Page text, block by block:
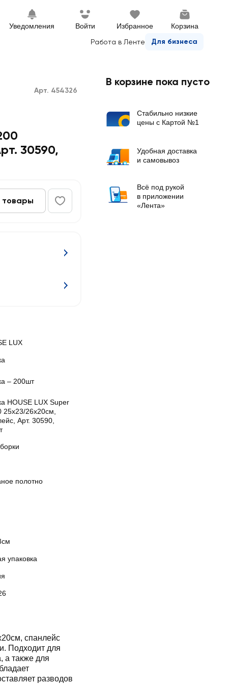
Уведомления Войти Избранное Корзина
Работа в Ленте Для бизнеса
Арт. 454326
30590,
товары
LUX
– 200шт
HOUSE LUX Super
26x20см,
Арт. 30590,
полотно
упаковка
спанлейс
разводов
В корзине пока пусто
Стабильно низкие
цены с Картой №1
Удобная доставка
и самовывоз
Всё под рукой
в приложении
«Лента»